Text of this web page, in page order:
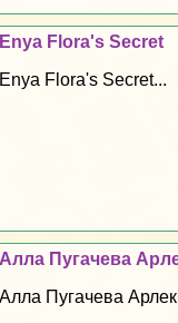
Enya Flora's Secret
Enya Flora's Secret...
Алла Пугачева
Алла Пугачева